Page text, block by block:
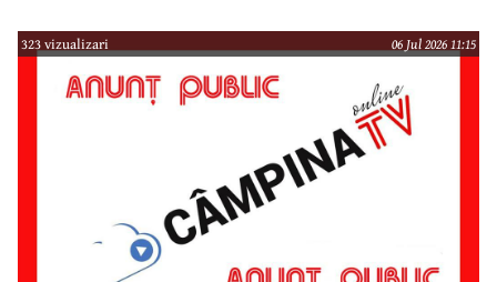
323 vizualizari 06 Jul 2026 11:15